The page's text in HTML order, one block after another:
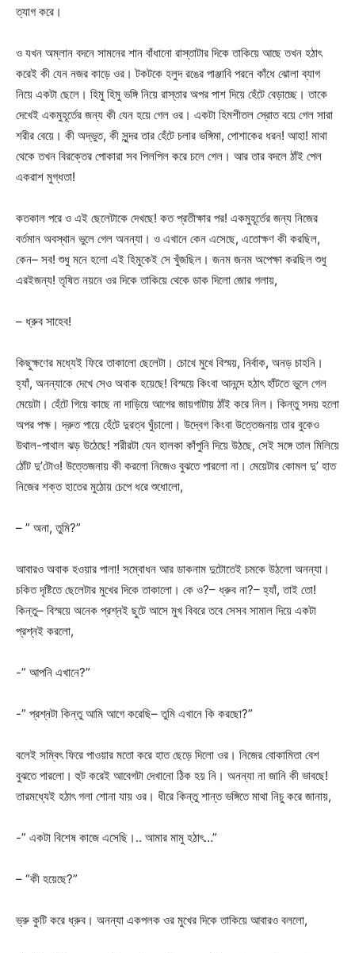
ত্যাগ করে।
ও যখন অম্লান বদনে সামনের শান বাঁধানো রাস্তাটার দিকে তাকিয়ে আছে তখন হঠাৎ
করেই কী যেন নজর কাড়ে ওর। টকটকে হলুদ রঙের পাঞ্জাবি পরনে কাঁধে ঝোলা ব্যাগ
নিয়ে একটা ছেলে। হিমু হিমু ভঙ্গি নিয়ে রাস্তার অপর পাশ দিয়ে হেঁটে বেড়াচ্ছে। তাকে
দেখেই একমুহূর্তের জন্য কী যেন হয়ে গেল ওর। একটা হিমশীতল স্রোত বয়ে গেল সারা
শরীর বেয়ে। কী অদ্ভুত, কী সুন্দর তার হেঁটে চলার ভঙ্গিমা, পোশাকের ধরন! আহা! মাথা
থেকে তখন বিরক্তের পোকারা সব পিলপিল করে চলে গেল। আর তার বদলে ঠাঁই পেল
একরাশ মুগ্ধতা!
কতকাল পরে ও এই ছেলেটাকে দেখছে! কত প্রতীক্ষার পর! একমুহূর্তের জন্য নিজের
বর্তমান অবস্থান ভুলে গেল অনন্যা। ও এখানে কেন এসেছে, এতোক্ষণ কী করছিল,
কেন– সব! শুধু মনে হলো এই হিমুকেই সে খুঁজছিল। জনম জনম অপেক্ষা করছিল শুধু
এরইজন্য! তৃষিত নয়নে ওর দিকে তাকিয়ে থেকে ডাক দিলো জোর গলায়,
– ধ্রুব সাহেব!
কিছুক্ষণের মধ্যেই ফিরে তাকালো ছেলেটা। চোখে মুখে বিস্ময়, নির্বাক, অনড় চাহনি।
হ্যাঁ, অনন্যাকে দেখে সেও অবাক হয়েছে! বিস্ময়ে কিংবা আনন্দে হঠাৎ হাঁটতে ভুলে গেল
মেয়েটা। হেঁটে গিয়ে কাছে না দাড়িয়ে আগের জায়গাটায় ঠাঁই করে নিল। কিন্তু সদয় হলো
অপর পক্ষ। দ্রুত পায়ে হেঁটে দুরত্ব ঘুঁচালো। উদ্বেগ কিংবা উত্তেজনায় তার বুকেও
উথাল-পাথাল ঝড় উঠেছে! শরীরটা যেন হালকা কাঁপুনি দিয়ে উঠছে, সেই সঙ্গে তাল মিলিয়ে
ঠোঁট দু’টোও! উত্তেজনায় কী করলো নিজেও বুঝতে পারলো না। মেয়েটার কোমল দু’ হাত
নিজের শক্ত হাতের মুঠোয় চেপে ধরে শুধোলো,
– ” অনা, তুমি?”
আবারও অবাক হওয়ার পালা! সম্বোধন আর ডাকনাম দুটোতেই চমকে উঠলো অনন্যা।
চকিত দৃষ্টিতে ছেলেটার মুখের দিকে তাকালো। কে ও?– ধ্রুব না?– হ্যাঁ, তাই তো!
কিন্তু– বিস্ময়ে অনেক প্রশ্নই ছুটে আসে মুখ বিবরে তবে সেসব সামাল দিয়ে একটা
প্রশ্নই করলো,
-” আপনি এখানে?”
-” প্রশ্নটা কিন্তু আমি আগে করেছি– তুমি এখানে কি করছো?”
বলেই সম্বিৎ ফিরে পাওয়ার মতো করে হাত ছেড়ে দিলো ওর। নিজের বোকামিতা বেশ
বুঝতে পারলো। হুট করেই আবেগটা দেখানো ঠিক হয় নি। অনন্যা না জানি কী ভাবছে!
তারমধ্যেই হঠাৎ গলা শোনা যায় ওর। ধীরে কিন্তু শান্ত ভঙ্গিতে মাথা নিচু করে জানায়,
-” একটা বিশেষ কাজে এসেছি।.. আমার মামু হঠাৎ…”
– “কী হয়েছে?”
ভ্রু কুটি করে ধ্রুব। অনন্যা একপলক ওর মুখের দিকে তাকিয়ে আবারও বললো,